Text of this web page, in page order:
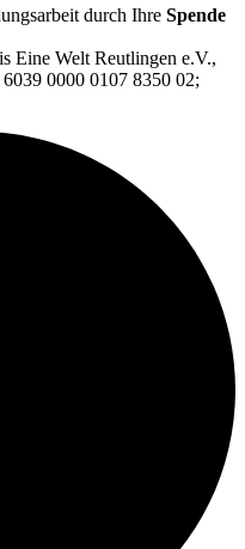
durch Ihre Spende
Eine Welt Reutlingen e.V.,
0000 0107 8350 02;